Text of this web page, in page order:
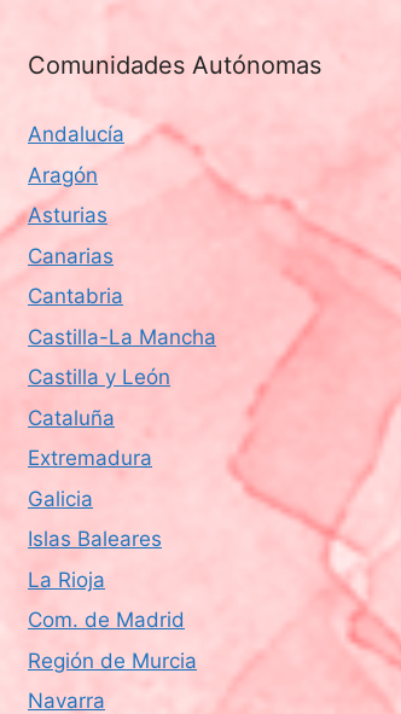
Comunidades Autónomas
Andalucía
Aragón
Asturias
Canarias
Cantabria
Castilla-La Mancha
Castilla y León
Cataluña
Extremadura
Galicia
Islas Baleares
La Rioja
Com. de Madrid
Región de Murcia
Navarra